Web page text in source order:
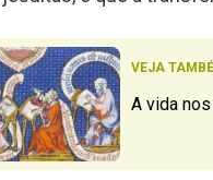
VEJA
A vida